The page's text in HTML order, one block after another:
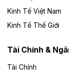
Theo
Đức Long
Lai
Bốn doanh
Kinh Tế Việt Nam
Kinh Tế Thế Giới
Tài Chính &
Tài Chính